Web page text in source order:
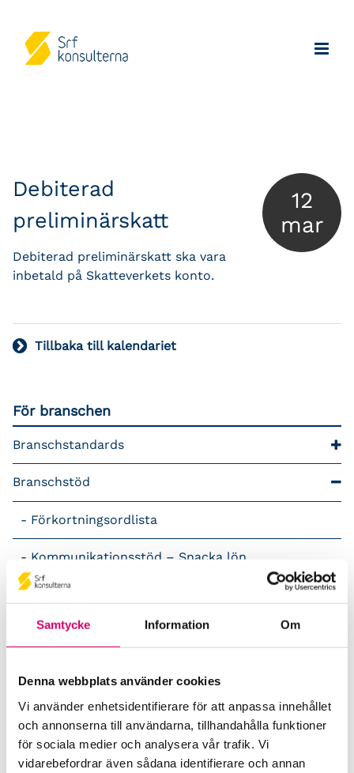
Samtycke Information Om
Denna webbplats använder cookies
Vi använder enhetsidentifierare för att anpassa innehållet
och annonserna till användarna, tillhandahålla funktioner
för sociala medier och analysera vår trafik. Vi
vidarebefordrar även sådana identifierare och annan
12
mar
Debiterad
preliminärskatt
Debiterad preliminärskatt ska vara
inbetald på Skatteverkets konto.
Tillbaka till kalendariet
För branschen
Branschstandards
Branschstöd
Förkortningsordlista
Kommunikationsstöd – Snacka lön
Lönepodden
Srf Uttalanden och vägledningar
Viktiga dagar till din kalender